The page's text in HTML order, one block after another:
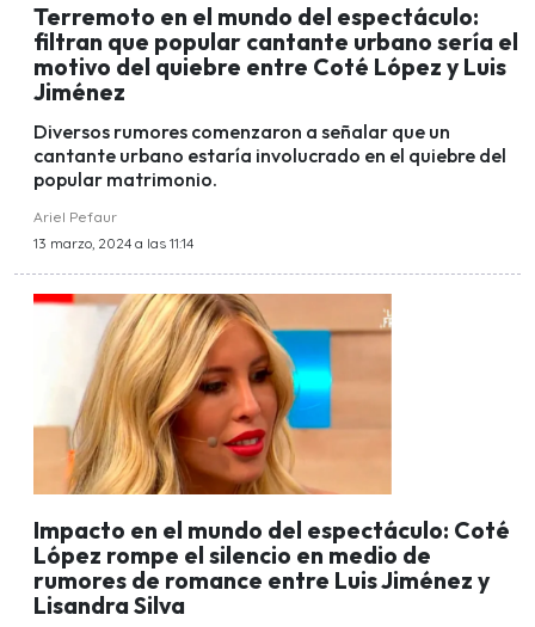
Terremoto en el mundo del espectáculo:
filtran que popular cantante urbano sería el
motivo del quiebre entre Coté López y Luis
Jiménez
Diversos rumores comenzaron a señalar que un
cantante urbano estaría involucrado en el quiebre del
popular matrimonio.
Ariel Pefaur
13 marzo, 2024 a las 11:14
Impacto en el mundo del espectáculo: Coté
López rompe el silencio en medio de
rumores de romance entre Luis Jiménez y
Lisandra Silva